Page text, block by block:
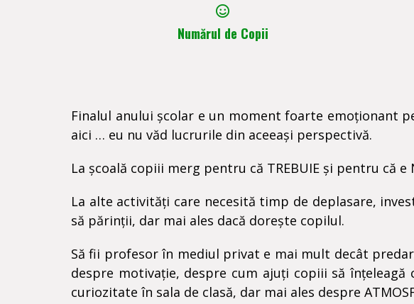
Numărul de Copii
Finalul anului școlar e un moment foarte emoționant
aici … eu nu văd lucrurile din aceeași perspectivă.
La școală copiii merg pentru că TREBUIE și pentru că e
La alte activități care necesită timp de deplasare,
să părinții, dar mai ales dacă dorește copilul.
Să fii profesor în mediul privat e mai mult decât
despre motivație, despre cum ajuți copiii să
curiozitate în sala de clasă, dar mai ales despre